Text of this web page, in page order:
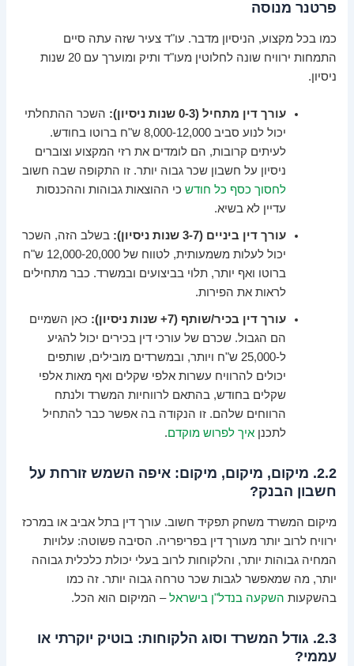
פרטנר מנוסה
כמו בכל מקצוע, הניסיון מדבר. עו"ד צעיר שזה עתה סיים
התמחות ירוויח שונה לחלוטין מעו"ד ותיק ומוערך עם 20 שנות
ניסיון.
עורך דין מתחיל (0-3 שנות ניסיון):
השכר ההתחלתי
יכול לנוע סביב 8,000-12,000 ש"ח ברוטו בחודש.
לעיתים קרובות, הם לומדים את רזי המקצוע וצוברים
ניסיון על חשבון שכר גבוה יותר. זו התקופה שבה חשוב
לחסוך כסף כל חודש כי ההוצאות גבוהות וההכנסות
עדיין לא בשיא.
עורך דין ביניים (3-7 שנות ניסיון):
בשלב הזה, השכר
יכול לעלות משמעותית, לטווח של 12,000-20,000 ש"ח
ברוטו ואף יותר, תלוי בביצועים ובמשרד. כבר מתחילים
לראות את הפירות.
עורך דין בכיר/שותף (7+ שנות ניסיון):
כאן השמיים
הם הגבול. שכרם של עורכי דין בכירים יכול להגיע
ל-25,000 ש"ח ויותר, ובמשרדים מובילים, שותפים
יכולים להרוויח עשרות אלפי שקלים ואף מאות אלפי
שקלים בחודש, בהתאם לרווחיות המשרד ולנתח
הרווחים שלהם. זו הנקודה בה אפשר כבר להתחיל
לתכנןאיך לפרוש מוקדם.
2.2. מיקום, מיקום, מיקום: איפה השמש זורחת על
חשבון הבנק?
מיקום המשרד משחק תפקיד חשוב. עורך דין בתל אביב או במרכז
ירוויח לרוב יותר מעורך דין בפריפריה. הסיבה פשוטה: עלויות
המחיה גבוהות יותר, והלקוחות לרוב בעלי יכולת כלכלית גבוהה
יותר, מה שמאפשר לגבות שכר טרחה גבוה יותר. זה כמו
בהשקעות השקעה בנדל"ן בישראל– המיקום הוא הכל.
2.3. גודל המשרד וסוג הלקוחות: בוטיק יוקרתי או
עממי?